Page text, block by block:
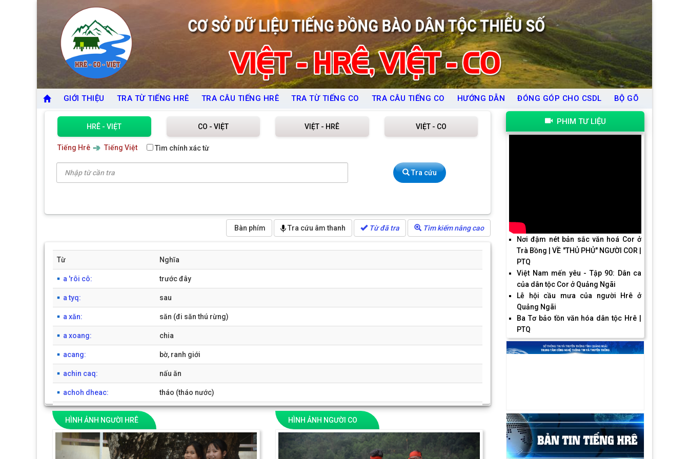
GIỚI THIỆU TRA TỪ TIẾNG HRÊ TRA CÂU TIẾNG HRÊ TRA TỪ TIẾNG CO TRA CÂU TIẾNG CO HƯỚNG DẪN ĐÓNG GÓP CHO CSDL BỘ GÕ
HRÊ - VIỆT CO - VIỆT VIỆT - HRÊ VIỆT - CO
Tiếng Hrê Tiếng Việt Tìm chính xác từ
Tra cứu
Bàn phím Tra cứu âm thanh Từ đã tra Tìm kiếm nâng cao
Từ Nghĩa
a 'rôi cô: trước đây
a tyq: sau
a xăn: săn (đi săn thú rừng)
a xoang: chia
acang: bờ, ranh giới
achin caq: nấu ăn
achoh dheac: tháo (tháo nước)
achôn: cái thìa,muỗng
achop achip: lén lút, rình mò (không tiếng động)
chạm đụng vào
HÌNH ẢNH NGƯỜI HRÊ
Previous Next
HÌNH ẢNH NGƯỜI CO
Previous
PHIM TƯ LIỆU
Nơi đậm nét bản sắc văn hoá Cor ở
Trà Bồng | VỀ "THỦ PHỦ" NGƯỜI COR |
PTQ
Việt Nam mến yêu - Tập 90: Dân ca
của dân tộc Cor ở Quảng Ngãi
Lễ hội cầu mưa của người Hrê ở
Quảng Ngãi
Ba Tơ bảo tồn văn hóa dân tộc Hrê |
PTQ